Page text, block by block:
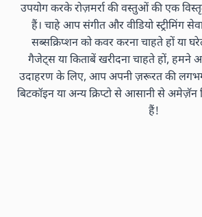
उपयोग करके रोज़मर्रा की वस्तुओं की एक
हैं। चाहे आप संगीत और वीडियो स्ट्रीमिंग
सब्सक्रिप्शन को कवर करना चाहते हों या
गैजेट्स या किताबें खरीदना चाहते हों, हमने
उदाहरण के लिए, आप अपनी ज़रूरत की
बिटकॉइन या अन्य क्रिप्टो से आसानी से अमेज़ॅन
हैं!